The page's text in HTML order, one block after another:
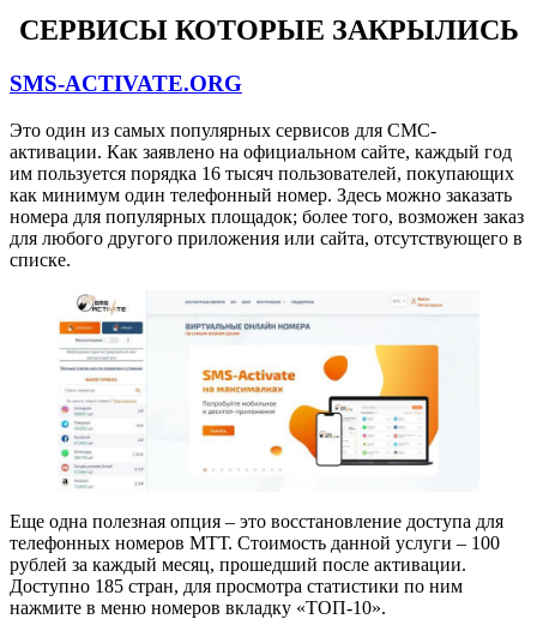
СЕРВИСЫ КОТОРЫЕ ЗАКРЫЛИСЬ
SMS-ACTIVATE.ORG
Это один из самых популярных сервисов для СМС-
активации. Как заявлено на официальном сайте, каждый год
им пользуется порядка 16 тысяч пользователей, покупающих
как минимум один телефонный номер. Здесь можно заказать
номера для популярных площадок; более того, возможен заказ
для любого другого приложения или сайта, отсутствующего в
списке.
Еще одна полезная опция – это восстановление доступа для
телефонных номеров МТТ. Стоимость данной услуги – 100
рублей за каждый месяц, прошедший после активации.
Доступно 185 стран, для просмотра статистики по ним
нажмите в меню номеров вкладку «ТОП-10».